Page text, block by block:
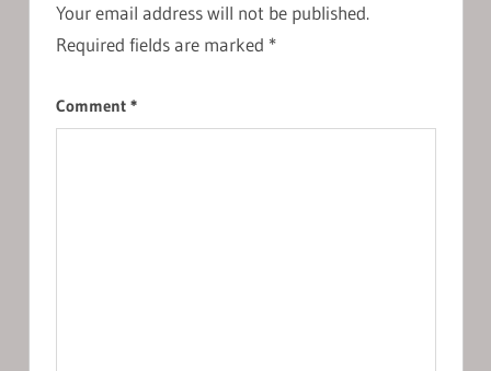
Your email address will not be published.
Required fields are marked *
Comment *